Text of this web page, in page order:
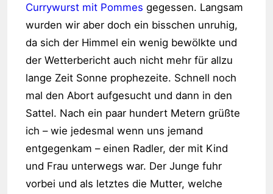
Currywurst mit Pommes gegessen. Langsam
wurden wir aber doch ein bisschen unruhig,
da sich der Himmel ein wenig bewölkte und
der Wetterbericht auch nicht mehr für allzu
lange Zeit Sonne prophezeite. Schnell noch
mal den Abort aufgesucht und dann in den
Sattel. Nach ein paar hundert Metern grüßte
ich – wie jedesmal wenn uns jemand
entgegenkam – einen Radler, der mit Kind
und Frau unterwegs war. Der Junge fuhr
vorbei und als letztes die Mutter, welche